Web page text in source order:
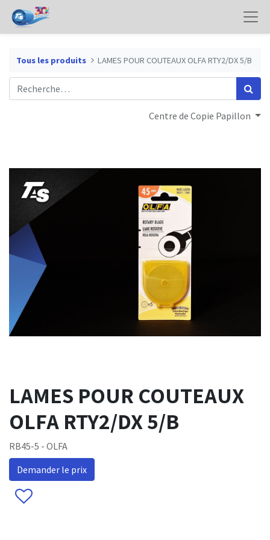
Tous les produits LAMES POUR COUTEAUX OLFA RTY2/DX 5/B
Centre de Copie Papillon
LAMES POUR COUTEAUX
OLFA RTY2/DX 5/B
RB45-5 - OLFA
Demander le prix